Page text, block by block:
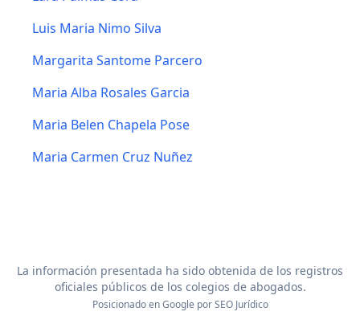
Luis Maria Nimo Silva
Margarita Santome Parcero
Maria Alba Rosales Garcia
Maria Belen Chapela Pose
Maria Carmen Cruz Nuñez
La información presentada ha sido obtenida de los registros
oficiales públicos de los colegios de abogados.
Posicionado en Google porSEO Jurídico